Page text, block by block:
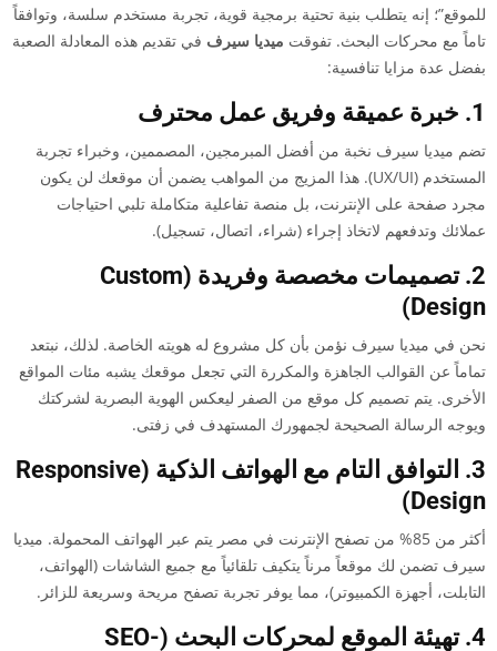
للموقع”؛ إنه يتطلب بنية تحتية برمجية قوية، تجربة مستخدم سلسة، وتوافقاً
تاماً مع محركات البحث. تفوقت ميديا سيرف في تقديم هذه المعادلة الصعبة
بفضل عدة مزايا تنافسية:
1. خبرة عميقة وفريق عمل محترف
تضم ميديا سيرف نخبة من أفضل المبرمجين، المصممين، وخبراء تجربة
المستخدم (UX/UI). هذا المزيج من المواهب يضمن أن موقعك لن يكون
مجرد صفحة على الإنترنت، بل منصة تفاعلية متكاملة تلبي احتياجات
عملائك وتدفعهم لاتخاذ إجراء (شراء، اتصال، تسجيل).
2. تصميمات مخصصة وفريدة (Custom
Design)
نحن في ميديا سيرف نؤمن بأن كل مشروع له هويته الخاصة. لذلك، نبتعد
تماماً عن القوالب الجاهزة والمكررة التي تجعل موقعك يشبه مئات المواقع
الأخرى. يتم تصميم كل موقع من الصفر ليعكس الهوية البصرية لشركتك
ويوجه الرسالة الصحيحة لجمهورك المستهدف في زفتى.
3. التوافق التام مع الهواتف الذكية (Responsive
Design)
أكثر من 85% من تصفح الإنترنت في مصر يتم عبر الهواتف المحمولة. ميديا
سيرف تضمن لك موقعاً مرناً يتكيف تلقائياً مع جميع الشاشات (الهواتف،
التابلت، أجهزة الكمبيوتر)، مما يوفر تجربة تصفح مريحة وسريعة للزائر.
4. تهيئة الموقع لمحركات البحث (SEO-